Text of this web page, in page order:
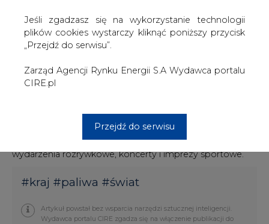
Jeśli zgadzasz się na wykorzystanie technologii
plików cookies wystarczy kliknąć poniższy przycisk
„Przejdź do serwisu”.
Zarząd Agencji Rynku Energii S.A Wydawca portalu
CIRE.pl
Przejdź do serwisu
Tragedia miała miejsce w czwartek. W kopalni doszło do
zapalenia się i wybuchu metanu, w wyniku czego zginęło
13 górników, w tym 12 obywateli Polski i jeden Czech. W
momencie katastrofy na głębokości ponad 800 metrów
pracowało 23 górników; spośród 10 rannych dwóch
górników pozostaje w szpitalu; obaj są Polakami.
gmachach publicznych w Polsce i w polskich placówkach
za granicą zostały opuszczone do połowy masztu i
przepasane kirem; odwołane zostały imprezy masowe -
wydarzenia rozrywkowe, koncerty i imprezy sportowe.
#kraj #paliwa #świat
Artykuł powstał bez wsparcia narzędzi sztucznej inteligencji.
Wydawca portalu CIRE zgadza się na włączenie publikacji do